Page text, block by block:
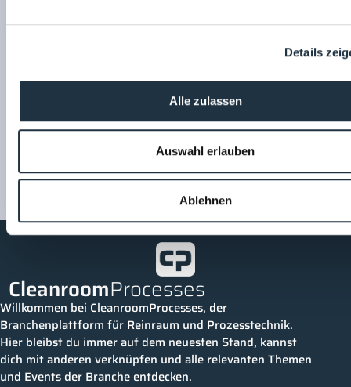
Details
Alle zulassen
Auswahl erlauben
Ablehnen
CleanroomProcesses
Willkommen bei CleanroomProcesses, der
Branchenplattform für Reinraum und Prozesstechnik.
Hier bleibst du immer auf dem neuesten Stand, kannst
dich mit anderen verknüpfen und alle relevanten Themen
und Events der Branche entdecken.